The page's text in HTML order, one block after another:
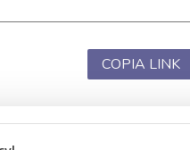
COPIA LINK